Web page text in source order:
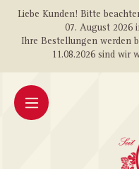
springen
Liebe Kunden! Bitte
07. August 2026
Ihre Bestellungen werden
11.08.2026 sind wir